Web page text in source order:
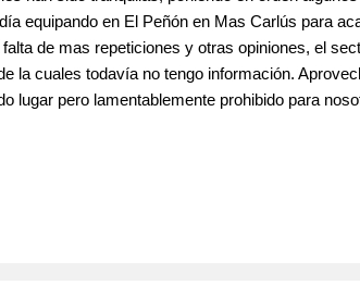
equipando en El Peñón en Mas Carlús para
de mas repeticiones y otras opiniones, el
la cuales todavía no tengo información.
lugar pero lamentablemente prohibido para